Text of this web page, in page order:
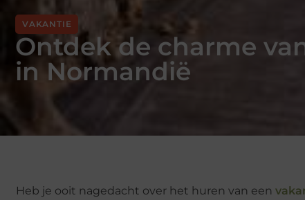
VAKANTIE
Ontdek de charme
in Normandië
Heb je ooit nagedacht over het huren van een